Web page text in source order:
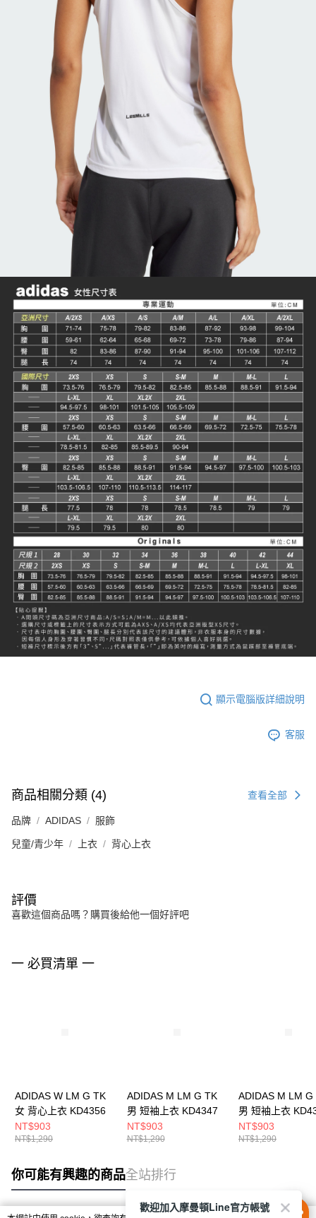
顯示電腦版詳細說明
客服
商品相關分類 (4) 查看全部
品牌 ADIDAS 服飾
兒童/青少年 上衣 背心上衣
評價
喜歡這個商品嗎？購買後給他一個好評吧
一 必買清單 一
ADIDAS W LM G TK
女 背心上衣 KD4356
NT$903
NT$1,290
ADIDAS M LM G TK
男 短袖上衣 KD4347
NT$903
NT$1,290
ADIDAS M LM G
男 短袖上衣
NT$903
NT$1,290
你可能有興趣的商品全站排行
歡迎加入摩曼頓Line官方帳號